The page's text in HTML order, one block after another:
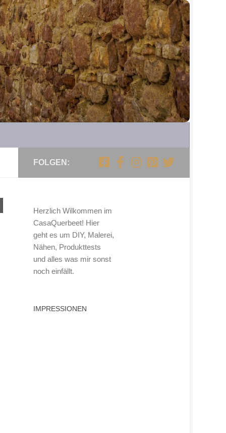
FOLGEN:
Herzlich Wilkommen im
CasaQuerbeet! Hier
geht es um DIY, Malerei,
Nähen, Produkttests
und alles was mir sonst
noch einfällt.
IMPRESSIONEN